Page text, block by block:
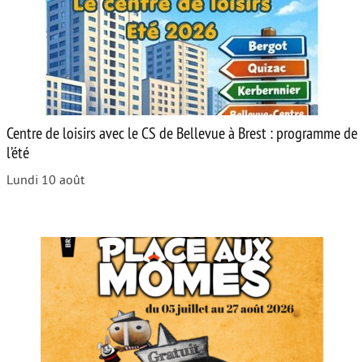
Centre de loisirs avec le CS de Bellevue à Brest : programme de
l’été
Lundi 10 août